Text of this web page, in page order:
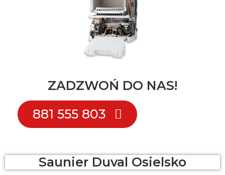
ZADZWOŃ DO NAS!
881 555 803
Saunier Duval Osielsko